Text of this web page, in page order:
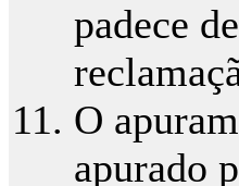
padece
O
apurado